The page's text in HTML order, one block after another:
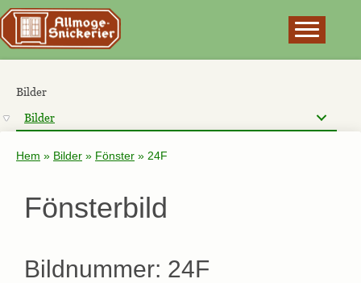
Bilder
Bilder
Hem » Bilder » Fönster » 24F
Fönsterbild
Bildnummer: 24F